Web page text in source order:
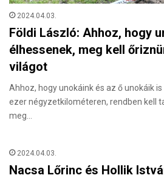
2024.04.03.
Földi László: Ahhoz, hogy
élhessenek, meg kell
világot
Ahhoz, hogy unokáink és az ő unokáik
ezer négyzetkilométeren, rendben kell
meg…
2024.04.03.
Nacsa Lőrinc és Hollik